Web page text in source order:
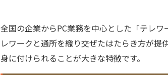
全国の企業からPC業務を中心とした「テレ
レワークと通所を織り交ぜたはたらき方が提
身に付けられることが大きな特徴です。